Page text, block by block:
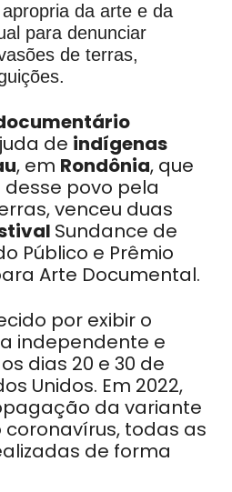
da arte e da
para denunciar
de terras,
de indígenas
, em Rondônia, que
povo pela
venceu duas
Sundance de
Público e Prêmio
Arte Documental.
por exibir o
independente e
dias 20 e 30 de
Unidos. Em 2022,
da variante
coronavírus, todas as
de forma